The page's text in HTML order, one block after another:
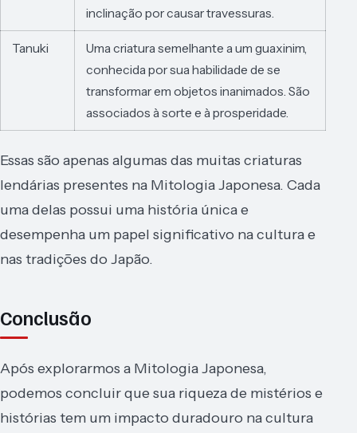
inclinação por causar travessuras.
Tanuki
Uma criatura semelhante a um guaxinim,
conhecida por sua habilidade de se
transformar em objetos inanimados. São
associados à sorte e à prosperidade.
Essas são apenas algumas das muitas criaturas
lendárias presentes na Mitologia Japonesa. Cada
uma delas possui uma história única e
desempenha um papel significativo na cultura e
nas tradições do Japão.
Conclusão
Após explorarmos a Mitologia Japonesa,
podemos concluir que sua riqueza de mistérios e
histórias tem um impacto duradouro na cultura